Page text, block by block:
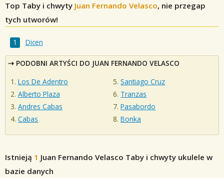
Top Taby i chwyty Juan Fernando Velasco, nie przegap
tych utworów!
Dicen
PODOBNI ARTYŚCI DO JUAN FERNANDO VELASCO
Los De Adentro
Alberto Plaza
Andres Cabas
Cabas
Santiago Cruz
Tranzas
Pasabordo
Bonka
Istnieją 1 Juan Fernando Velasco Taby i chwyty ukulele w
bazie danych